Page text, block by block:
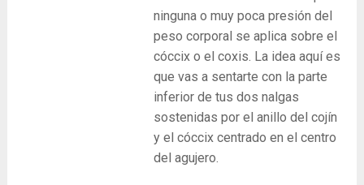
ninguna o muy poca presión del
peso corporal se aplica sobre el
cóccix o el coxis. La idea aquí es
que vas a sentarte con la parte
inferior de tus dos nalgas
sostenidas por el anillo del cojín
y el cóccix centrado en el centro
del agujero.